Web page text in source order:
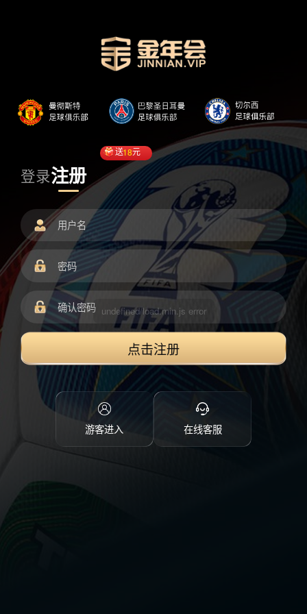
登录注册
送18元
点击注册
游客进入 在线客服